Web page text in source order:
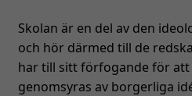
Skolan är en del av den
och hör därmed till de
har till sitt förfogande för att
genomsyras av borgerliga